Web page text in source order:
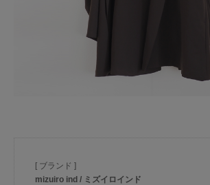
[ ブランド ]
mizuiro ind / ミズイロインド